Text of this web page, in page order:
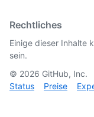
Rechtliches
Einige dieser Inhalte
sein.
© 2026 GitHub, Inc.
Status
Preise